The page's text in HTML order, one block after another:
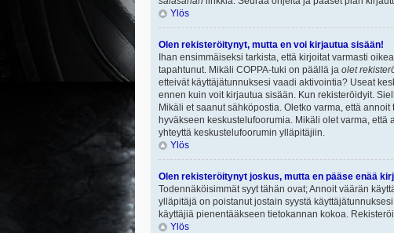
Ylös
Olen rekisteröitynyt, mutta en voi kirjautua sisään!
Ihan ensimmäiseksi tarkista, että kirjoitat varmasti
tapahtunut. Mikäli COPPA-tuki on päällä ja olet
etteivät käyttäjätunnuksesi vaadi aktivointia? Useat
ennen kuin voit kirjautua sisään. Kun rekisteröidyit.
Mikäli et saanut sähköpostia. Oletko varma, että
hyväkseen keskustelufoorumia. Mikäli olet varma,
yhteyttä keskustelufoorumin ylläpitäjiin.
Ylös
Olen rekisteröitynyt joskus, mutta en pääse enää
Todennäköisimmät syyt tähän ovat; Annoit väärän
ylläpitäjä on poistanut jostain syystä
käyttäjiä pienentääkseen tietokannan kokoa.
Ylös